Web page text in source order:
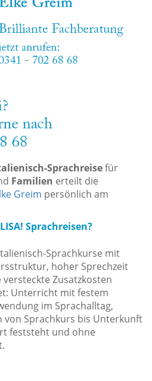
Sprachreisefür
Familien erteilt die
Greim persönlich am
Sprachreisen?
Sprachkurse mit
hoher Sprechzeit
Zusatzkosten
Unterricht mit festem
im Sprachalltag,
Sprachkurs bis Unterkunft
feststeht und ohne